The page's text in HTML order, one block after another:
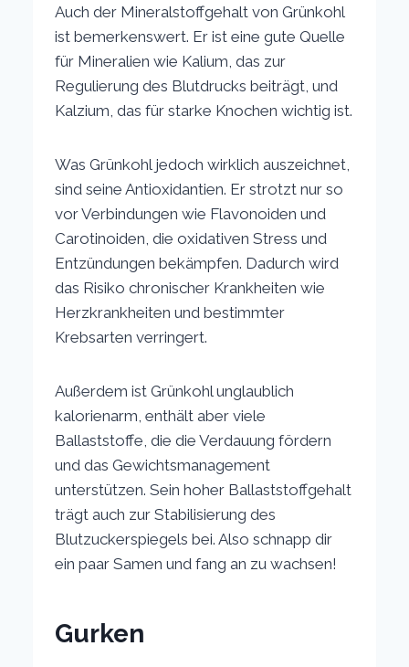
Auch der Mineralstoffgehalt von Grünkohl
ist bemerkenswert. Er ist eine gute Quelle
für Mineralien wie Kalium, das zur
Regulierung des Blutdrucks beiträgt, und
Kalzium, das für starke Knochen wichtig ist.
Was Grünkohl jedoch wirklich auszeichnet,
sind seine Antioxidantien. Er strotzt nur so
vor Verbindungen wie Flavonoiden und
Carotinoiden, die oxidativen Stress und
Entzündungen bekämpfen. Dadurch wird
das Risiko chronischer Krankheiten wie
Herzkrankheiten und bestimmter
Krebsarten verringert.
Außerdem ist Grünkohl unglaublich
kalorienarm, enthält aber viele
Ballaststoffe, die die Verdauung fördern
und das Gewichtsmanagement
unterstützen. Sein hoher Ballaststoffgehalt
trägt auch zur Stabilisierung des
Blutzuckerspiegels bei. Also schnapp dir
ein paar Samen und fang an zu wachsen!
Gurken